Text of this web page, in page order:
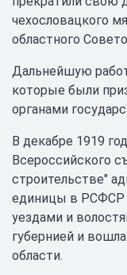
чехословацкого
областного
Дальнейшую
которые были
органами
В декабре 1919
Всероссийского
строительстве"
единицы в РСФСР
уездами и
губернией и
области.